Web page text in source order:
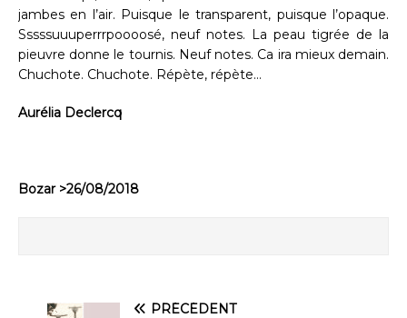
jambes en l’air. Puisque le transparent, puisque l’opaque.
Sssssuuuperrrpoooosé, neuf notes. La peau tigrée de la
pieuvre donne le tournis. Neuf notes. Ca ira mieux demain.
Chuchote. Chuchote. Répète, répète…
Aurélia Declercq
Bozar >26/08/2018
PRÉCÉDENT